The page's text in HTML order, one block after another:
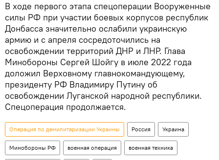
В ходе первого этапа спецоперации Вооруженные
силы РФ при участии боевых корпусов республик
Донбасса значительно ослабили украинскую
армию и с апреля сосредоточились на
освобождении территорий ДНР и ЛНР. Глава
Минобороны Сергей Шойгу в июле 2022 года
доложил Верховному главнокомандующему,
президенту РФ Владимиру Путину об
освобождении Луганской народной республики.
Спецоперация продолжается.
Операция по демилитаризации Украины Россия Украина
Минобороны РФ военная операция военная техника